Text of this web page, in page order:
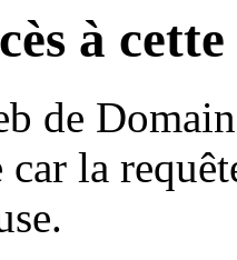
à
de
car la